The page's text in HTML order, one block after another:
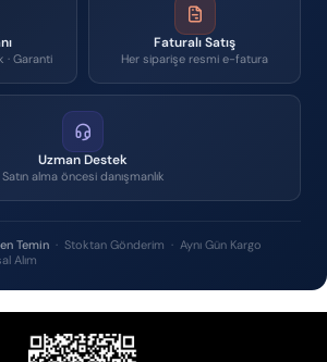
· Garanti
Faturalı Satış
Her siparişe resmi e-fatura
Uzman Destek
Satın alma öncesi danışmanlık
Temin · Stoktan Gönderim · Aynı Gün Kargo
Alım